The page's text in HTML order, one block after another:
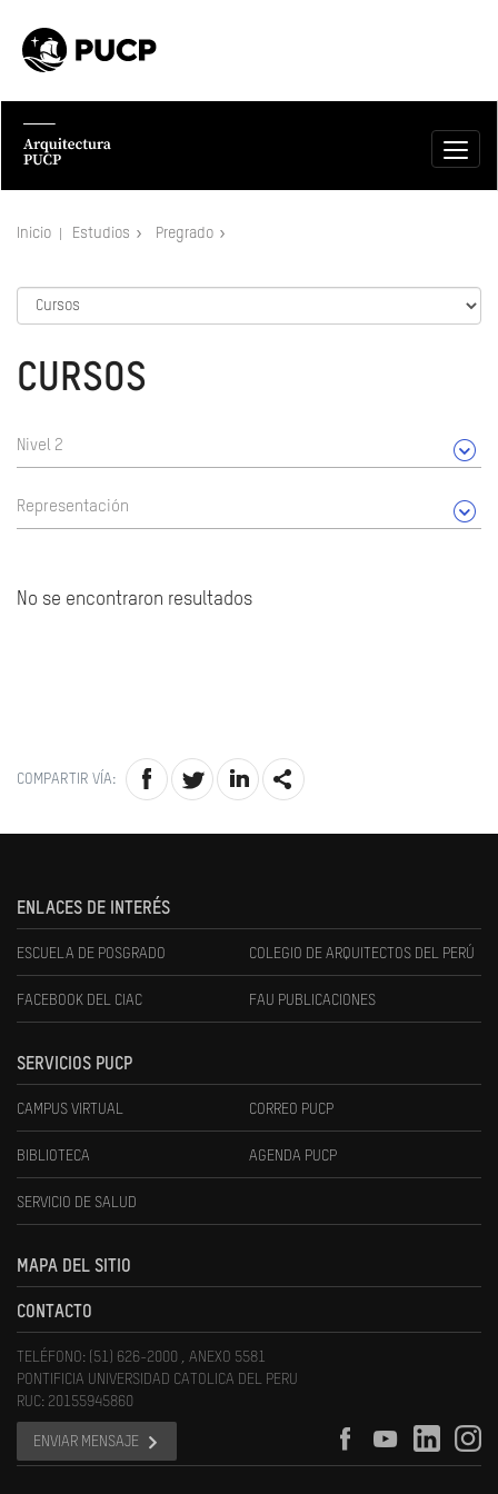
Inicio Estudios Pregrado
CURSOS
Nivel 2
Representación
No se encontraron resultados
COMPARTIR VÍA:
ENLACES DE INTERÉS
ESCUELA DE POSGRADO COLEGIO DE ARQUITECTOS DEL PERÚ
FACEBOOK DEL CIAC FAU PUBLICACIONES
SERVICIOS PUCP
CAMPUS VIRTUAL CORREO PUCP
BIBLIOTECA AGENDA PUCP
SERVICIO DE SALUD
MAPA DEL SITIO
CONTACTO
TELÉFONO: (51) 626-2000 , ANEXO 5581
PONTIFICIA UNIVERSIDAD CATOLICA DEL PERU
RUC: 20155945860
ENVIAR MENSAJE